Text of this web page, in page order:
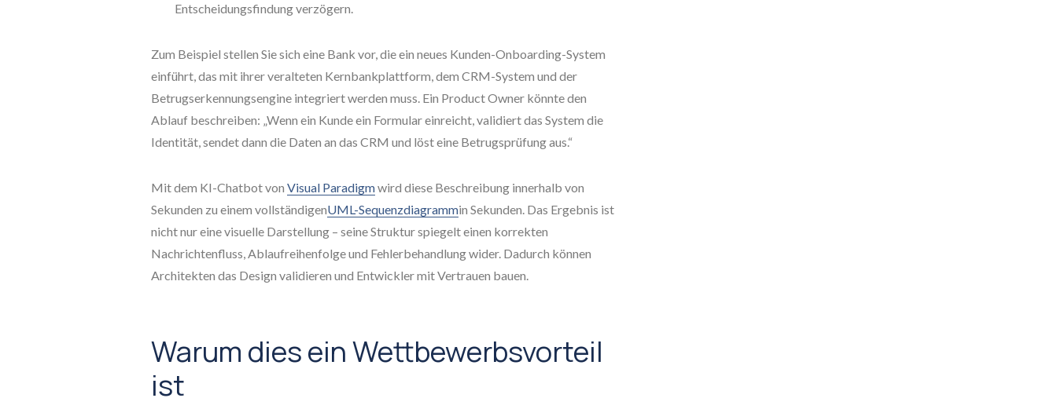
Entscheidungsfindung verzögern.
Zum Beispiel stellen Sie sich eine Bank vor, die ein neues Kunden-Onboarding-System
einführt, das mit ihrer veralteten Kernbankplattform, dem CRM-System und der
Betrugserkennungsengine integriert werden muss. Ein Product Owner könnte den
Ablauf beschreiben: „Wenn ein Kunde ein Formular einreicht, validiert das System die
Identität, sendet dann die Daten an das CRM und löst eine Betrugsprüfung aus.“
Mit dem KI-Chatbot von Visual Paradigmwird diese Beschreibung innerhalb von
Sekunden zu einem vollständigenUML-Sequenzdiagrammin Sekunden. Das Ergebnis ist
nicht nur eine visuelle Darstellung – seine Struktur spiegelt einen korrekten
Nachrichtenfluss, Ablaufreihenfolge und Fehlerbehandlung wider. Dadurch können
Architekten das Design validieren und Entwickler mit Vertrauen bauen.
Warum dies ein Wettbewerbsvorteil
ist